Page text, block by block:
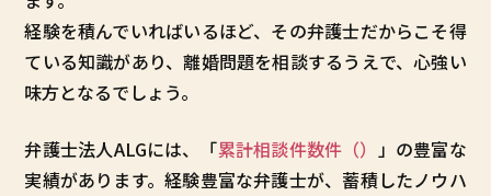
経験を積んでいればいるほど、その弁護士だからこそ得
ている知識があり、離婚問題を相談するうえで、心強い
味方となるでしょう。
弁護士法人ALGには、「累計相談件数件（） 」の豊富な
実績があります。経験豊富な弁護士が、蓄積したノウハ